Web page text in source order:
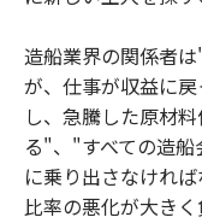
造船業界の関係者
が、仕事が収益に
し、急騰した原材
る"、"すべての造
に乗り出さなけれ
比率の悪化が大きく